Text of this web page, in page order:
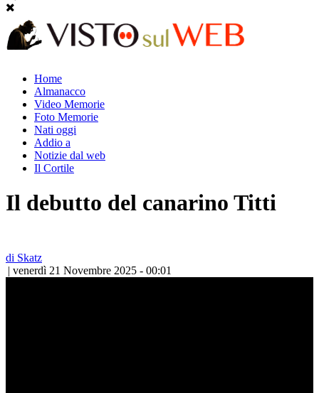
Home
Almanacco
Video Memorie
Foto Memorie
Nati oggi
Addio a
Notizie dal web
Il Cortile
Il debutto del canarino Titti
di Skatz
| venerdì 21 Novembre 2025 - 00:01